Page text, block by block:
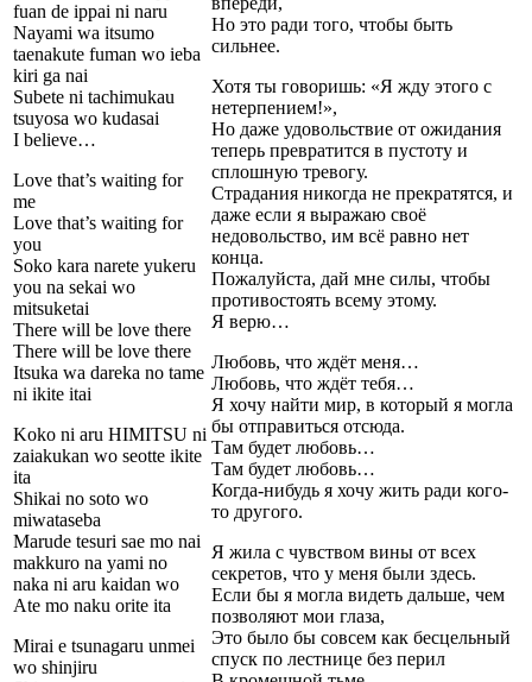
fuan de ippai ni naru
Nayami wa itsumo
taenakute fuman wo ieba
kiri ga nai
Subete ni tachimukau
tsuyosa wo kudasai
I believe…
Love that’s waiting for
me
Love that’s waiting for
you
Soko kara narete yukeru
you na sekai wo
mitsuketai
There will be love there
There will be love there
Itsuka wa dareka no tame
ni ikite itai
Koko ni aru HIMITSU ni
zaiakukan wo seotte ikite
ita
Shikai no soto wo
miwataseba
Marude tesuri sae mo nai
makkuro na yami no
naka ni aru kaidan wo
Ate mo naku orite ita
Mirai e tsunagaru unmei
wo shinjiru
Но это ради того, чтобы быть
сильнее.
Хотя ты говоришь: «Я жду этого с
нетерпением!»,
Но даже удовольствие от ожидания
теперь превратится в пустоту и
сплошную тревогу.
Страдания никогда не прекратятся, и
даже если я выражаю своё
недовольство, им всё равно нет
конца.
Пожалуйста, дай мне силы, чтобы
противостоять всему этому.
Я верю…
Любовь, что ждёт меня…
Любовь, что ждёт тебя…
Я хочу найти мир, в который я могла
бы отправиться отсюда.
Там будет любовь…
Там будет любовь…
Когда-нибудь я хочу жить ради кого-
то другого.
Я жила с чувством вины от всех
секретов, что у меня были здесь.
Если бы я могла видеть дальше, чем
позволяют мои глаза,
Это было бы совсем как бесцельный
спуск по лестнице без перил